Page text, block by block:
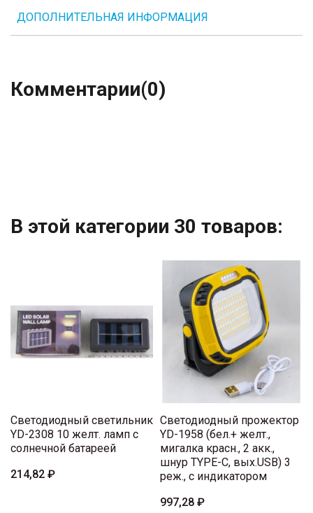
ДОПОЛНИТЕЛЬНАЯ ИНФОРМАЦИЯ
Комментарии(0)
В этой категории 30 товаров:
Светодиодный светильник
YD-2308 10 желт. ламп с
солнечной батареей
214,82 ₽
Светодиодный прожектор
YD-1958 (бел.+ желт.,
мигалка красн., 2 акк.,
шнур TYPE-C, вых.USB) 3
реж., с индикатором
997,28 ₽